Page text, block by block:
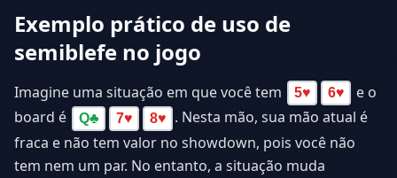
Exemplo prático de uso de
semiblefe no jogo
Imagine uma situação em que você tem 5♥ 6♥
e o
board é
Q♣ 7♥ 8♥
. Nesta mão, sua mão atual é
fraca e não tem valor no showdown, pois você não
tem nem um par. No entanto, a situação muda